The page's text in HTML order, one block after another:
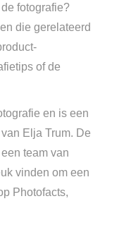
fotografie?
die gerelateerd
of de
en is een
Elja Trum. De
team van
vinden om een
Photofacts,